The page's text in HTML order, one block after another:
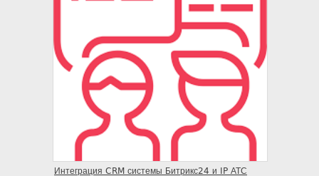
Интеграция CRM системы Битрикс24 и IP АТС